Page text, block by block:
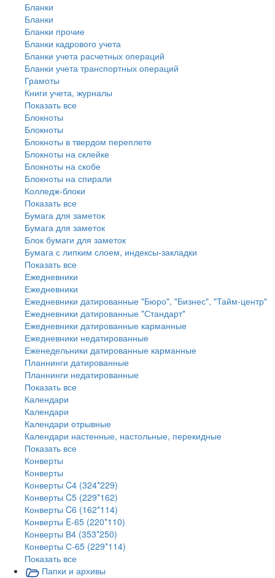
Бланки
Бланки
Бланки прочие
Бланки кадрового учета
Бланки учета расчетных операций
Бланки учета транспортных операций
Грамоты
Книги учета, журналы
Показать все
Блокноты
Блокноты
Блокноты в твердом переплете
Блокноты на склейке
Блокноты на скобе
Блокноты на спирали
Колледж-блоки
Показать все
Бумага для заметок
Бумага для заметок
Блок бумаги для заметок
Бумага с липким слоем, индексы-закладки
Показать все
Ежедневники
Ежедневники
Ежедневники датированные "Бюро", "Бизнес", "Тайм-центр"
Ежедневники датированные "Стандарт"
Ежедневники датированные карманные
Ежедневники недатированные
Еженедельники датированные карманные
Планнинги датированные
Планнинги недатированные
Показать все
Календари
Календари
Календари отрывные
Календари настенные, настольные, перекидные
Показать все
Конверты
Конверты
Конверты C4 (324*229)
Конверты C5 (229*162)
Конверты C6 (162*114)
Конверты E-65 (220*110)
Конверты В4 (353*250)
Конверты С-65 (229*114)
Показать все
Папки и архивы